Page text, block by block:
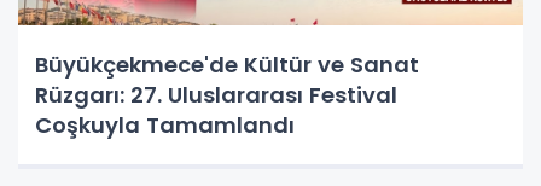
Büyükçekmece'de Kültür ve Sanat
Rüzgarı: 27. Uluslararası Festival
Coşkuyla Tamamlandı